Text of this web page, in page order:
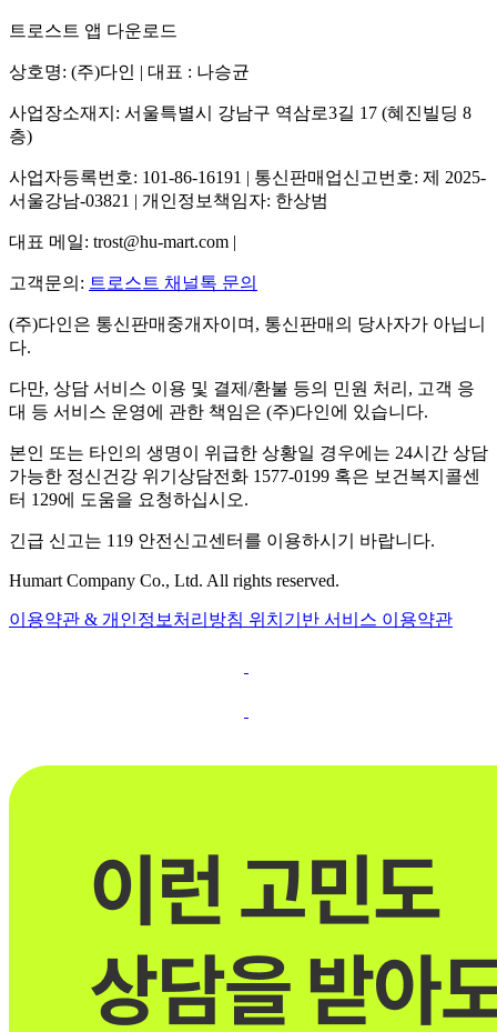
트로스트 앱 다운로드
상호명: (주)다인 | 대표 : 나승균
사업장소재지: 서울특별시 강남구 역삼로3길 17 (혜진빌딩 8
층)
사업자등록번호: 101-86-16191 | 통신판매업신고번호: 제 2025-
서울강남-03821 | 개인정보책임자: 한상범
대표 메일: trost@hu-mart.com |
고객문의: 트로스트 채널톡 문의
(주)다인은 통신판매중개자이며, 통신판매의 당사자가 아닙니
다.
다만, 상담 서비스 이용 및 결제/환불 등의 민원 처리, 고객 응
대 등 서비스 운영에 관한 책임은 (주)다인에 있습니다.
본인 또는 타인의 생명이 위급한 상황일 경우에는 24시간 상담
가능한 정신건강 위기상담전화 1577-0199 혹은 보건복지콜센
터 129에 도움을 요청하십시오.
긴급 신고는 119 안전신고센터를 이용하시기 바랍니다.
Humart Company Co., Ltd. All rights reserved.
이용약관 & 개인정보처리방침 위치기반 서비스 이용약관